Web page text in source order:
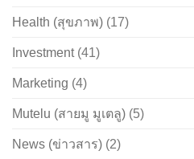
Health (สุขภาพ) (17)
Investment(41)
Marketing (4)
Mutelu (สายมู มูเตลู) (5)
News (ข่าวสาร) (2)